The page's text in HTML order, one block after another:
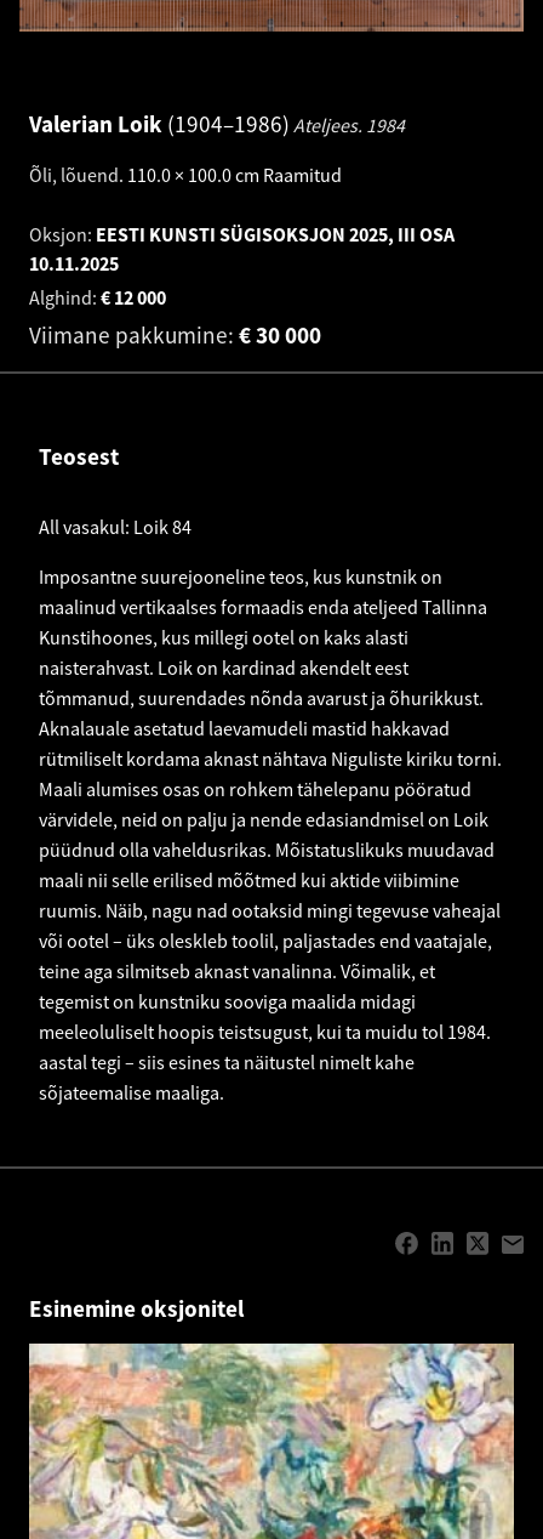
Valerian Loik 1904–1986 Ateljees. 1984
Õli, lõuend. 110.0 × 100.0 cm Raamitud
Oksjon: EESTI KUNSTI SÜGISOKSJON 2025, III OSA
10.11.2025
Alghind:
12 000
€
Viimane pakkumine: 30 000
€
Teosest
All vasakul: Loik 84
Imposantne suurejooneline teos, kus kunstnik on
maalinud vertikaalses formaadis enda ateljeed Tallinna
Kunstihoones, kus millegi ootel on kaks alasti
naisterahvast. Loik on kardinad akendelt eest
tõmmanud, suurendades nõnda avarust ja õhurikkust.
Aknalauale asetatud laevamudeli mastid hakkavad
rütmiliselt kordama aknast nähtava Niguliste kiriku torni.
Maali alumises osas on rohkem tähelepanu pööratud
värvidele, neid on palju ja nende edasiandmisel on Loik
püüdnud olla vaheldusrikas. Mõistatuslikuks muudavad
maali nii selle erilised mõõtmed kui aktide viibimine
ruumis. Näib, nagu nad ootaksid mingi tegevuse vaheajal
või ootel – üks oleskleb toolil, paljastades end vaatajale,
teine aga silmitseb aknast vanalinna. Võimalik, et
tegemist on kunstniku sooviga maalida midagi
meeleoluliselt hoopis teistsugust, kui ta muidu tol 1984.
aastal tegi – siis esines ta näitustel nimelt kahe
sõjateemalise maaliga.
Esinemine oksjonitel